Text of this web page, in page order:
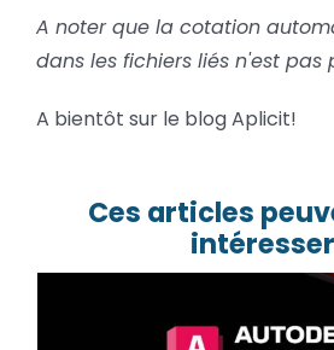
A noter que la cotation
dans les fichiers liés n'est pas
A bientôt sur le blog Aplicit!
Ces articles